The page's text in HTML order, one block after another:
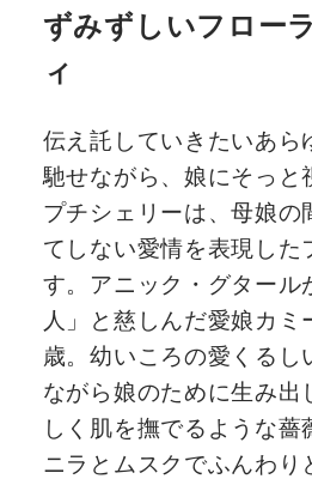
ずみずしいフロー
ィ
伝え託していきたいあら
馳せながら、娘にそっと
プチシェリーは、母娘の
てしない愛情を表現した
す。アニック・グタール
人」と慈しんだ愛娘カ
歳。幼いころの愛くるし
ながら娘のために生み出
しく肌を撫でるような
ニラとムスクでふんわり